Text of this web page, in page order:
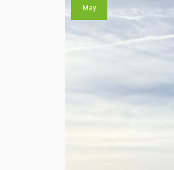
May